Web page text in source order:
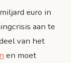
euro in
aan te
van het
en moet